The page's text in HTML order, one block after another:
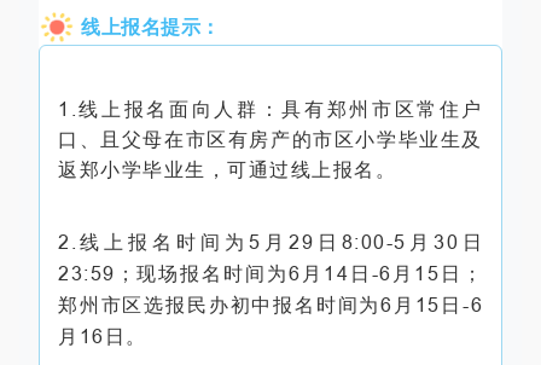
线上报名提示：
1.线上报名面向人群：具有郑州市区常住户
口、且父母在市区有房产的市区小学毕业生及
返郑小学毕业生，可通过线上报名。
2.线上报名时间为5月29日8:00-5月30日
23:59；现场报名时间为6月14日-6月15日；
郑州市区选报民办初中报名时间为6月15日-6
月16日。